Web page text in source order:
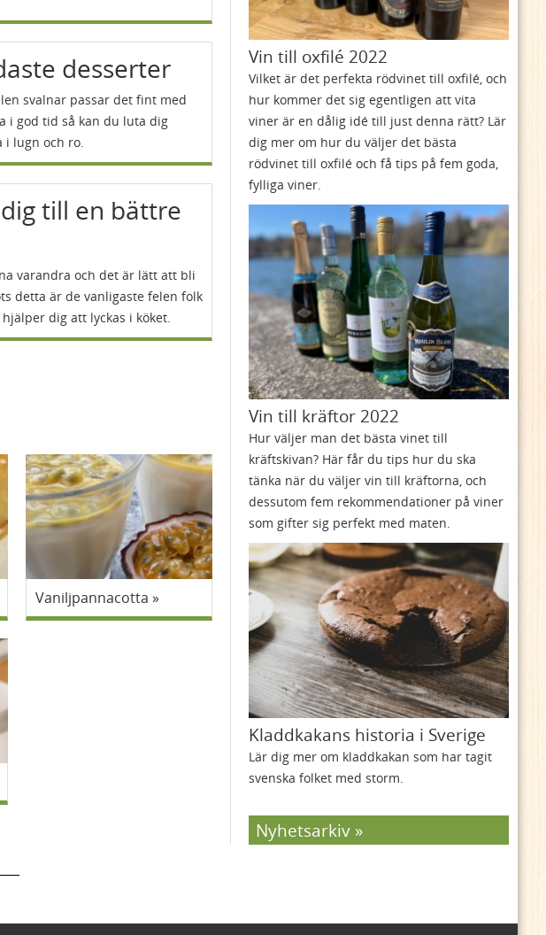
desserter
svalnar passar det fint med
i god tid så kan du luta dig
i lugn och ro.
till en bättre
varandra och det är lätt att bli
detta är de vanligaste felen folk
dig att lyckas i köket.
Vaniljpannacotta
Vin till oxfilé 2022
Vilket är det perfekta rödvinet till oxfilé, och
hur kommer det sig egentligen att vita
viner är en dålig idé till just denna rätt? Lär
dig mer om hur du väljer det bästa
rödvinet till oxfilé och få tips på fem goda,
fylliga viner.
Vin till kräftor 2022
Hur väljer man det bästa vinet till
kräftskivan? Här får du tips hur du ska
tänka när du väljer vin till kräftorna, och
dessutom fem rekommendationer på viner
som gifter sig perfekt med maten.
Kladdkakans historia i Sverige
Lär dig mer om kladdkakan som har tagit
svenska folket med storm.
Nyhetsarkiv